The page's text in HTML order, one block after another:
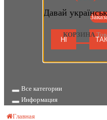
Давай
НІ
КОРЗИНА
Все категории
Информация
Главная